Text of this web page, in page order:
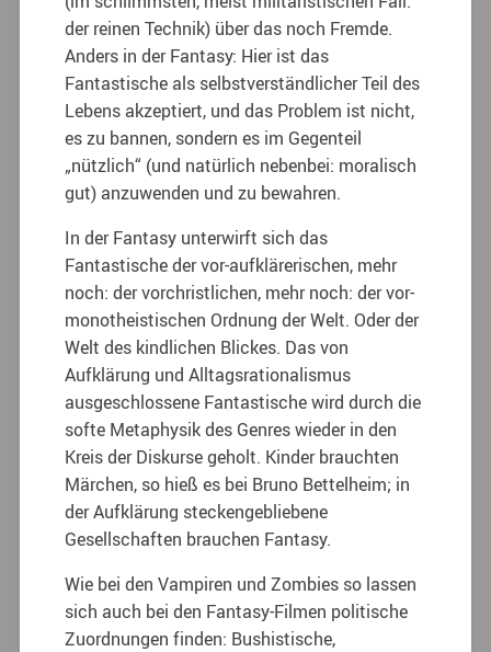
der reinen Technik) über das noch Fremde.
Anders in der Fantasy: Hier ist das
Fantastische als selbstverständlicher Teil des
Lebens akzeptiert, und das Problem ist nicht,
es zu bannen, sondern es im Gegenteil
„nützlich“ (und natürlich nebenbei: moralisch
gut) anzuwenden und zu bewahren.
In der Fantasy unterwirft sich das
Fantastische der vor-aufklärerischen, mehr
noch: der vorchristlichen, mehr noch: der vor-
monotheistischen Ordnung der Welt. Oder der
Welt des kindlichen Blickes. Das von
Aufklärung und Alltagsrationalismus
ausgeschlossene Fantastische wird durch die
softe Metaphysik des Genres wieder in den
Kreis der Diskurse geholt. Kinder brauchten
Märchen, so hieß es bei Bruno Bettelheim; in
der Aufklärung steckengebliebene
Gesellschaften brauchen Fantasy.
Wie bei den Vampiren und Zombies so lassen
sich auch bei den Fantasy-Filmen politische
Zuordnungen finden: Bushistische,